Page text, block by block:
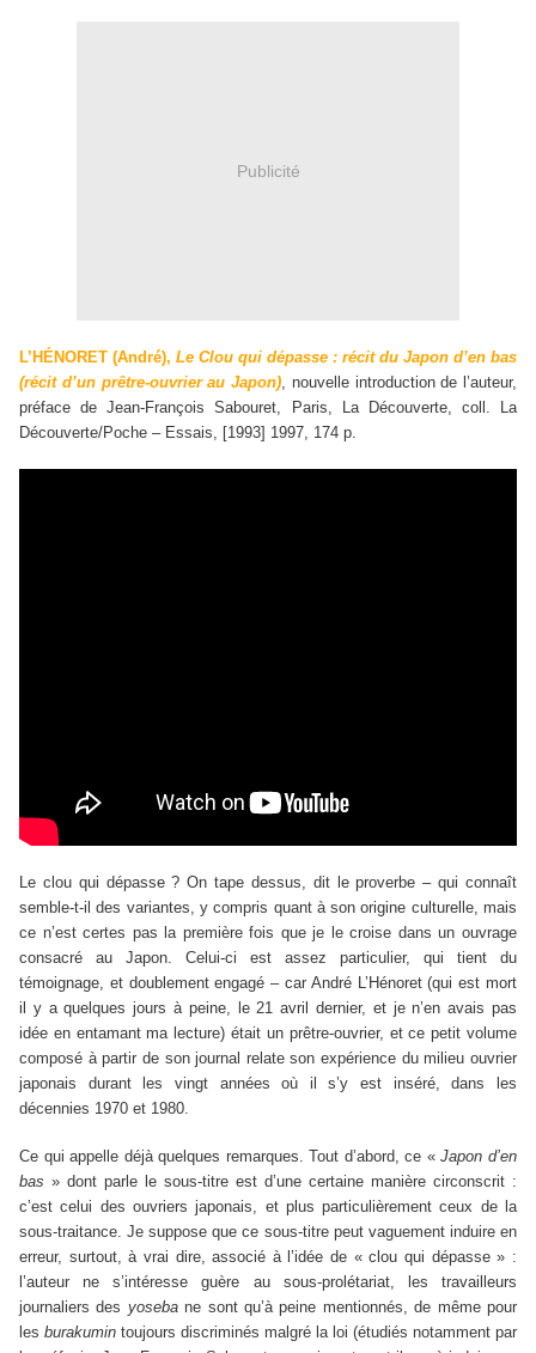
Publicité
L’H ÉNORET (André), Le Clou qui dépasse : récit du Japon d’en bas
(récit d’un prêtre-ouvrier au Japon), nouvelle introduction de l’auteur,
préface de Jean-François Sabouret, Paris, La Découverte, coll. La
Découverte/Poche – Essais, [1993] 1997, 174 p.
Le clou qui dépasse ? On tape dessus, dit le proverbe – qui connaît
semble-t-il des variantes, y compris quant à son origine culturelle, mais
ce n’est certes pas la première fois que je le croise dans un ouvrage
consacré au Japon. Celui-ci est assez particulier, qui tient du
témoignage, et doublement engagé – car André L’Hénoret (qui est mort
il y a quelques jours à peine, le 21 avril dernier, et je n’en avais pas
idée en entamant ma lecture) était un prêtre-ouvrier, et ce petit volume
composé à partir de son journal relate son expérience du milieu ouvrier
japonais durant les vingt années où il s’y est inséré, dans les
décennies 1970 et 1980.
Ce qui appelle déjà quelques remarques. Tout d’abord, ce «Japon d’en
bas » dont parle le sous-titre est d’une certaine manière circonscrit :
c’est celui des ouvriers japonais, et plus particulièrement ceux de la
sous-traitance. Je suppose que ce sous-titre peut vaguement induire en
erreur, surtout, à vrai dire, associé à l’idée de « clou qui dépasse » :
l’auteur ne s’intéresse guère au sous-prolétariat, les travailleurs
journaliers des yoseba ne sont qu’à peine mentionnés, de même pour
les burakumin toujours discriminés malgré la loi (étudiés notamment par